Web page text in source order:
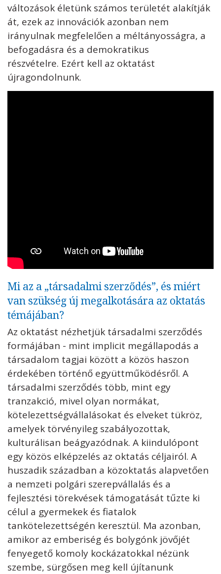
változások életünk számos területét alakítják
át, ezek az innovációk azonban nem
irányulnak megfelelően a méltányosságra, a
befogadásra és a demokratikus
részvételre. Ezért kell az oktatást
újragondolnunk.
Mi az a „társadalmi szerződés”, és miért
van szükség új megalkotására az oktatás
témájában?
Az oktatást nézhetjük társadalmi szerződés
formájában - mint implicit megállapodás a
társadalom tagjai között a közös haszon
érdekében történő együttműködésről. A
társadalmi szerződés több, mint egy
tranzakció, mivel olyan normákat,
kötelezettségvállalásokat és elveket tükröz,
amelyek törvényileg szabályozottak,
kulturálisan beágyazódnak. A kiindulópont
egy közös elképzelés az oktatás céljairól. A
huszadik században a közoktatás alapvetően
a nemzeti polgári szerepvállalás és a
fejlesztési törekvések támogatását tűzte ki
célul a gyermekek és fiatalok
tankötelezettségén keresztül. Ma azonban,
amikor az emberiség és bolygónk jövőjét
fenyegető komoly kockázatokkal nézünk
szembe, sürgősen meg kell újítanunk